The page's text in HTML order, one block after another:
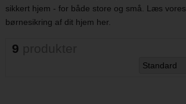
sikkert hjem - for både store og små. Læs vores
børnesikring af dit hjem her.
9